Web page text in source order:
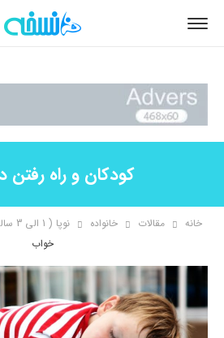
کودکان و راه رفتن
خانه مقالات خانواده نوپا ( 1 الی 3 سالگی)
خواب